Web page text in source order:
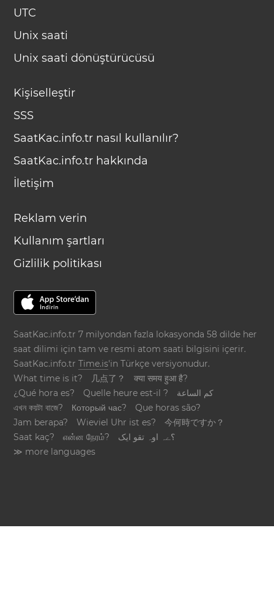
UTC
Unix saati
Unix saati dönüştürücüsü
Kişiselleştir
SSS
SaatKac.info.tr nasıl kullanılır?
SaatKac.info.tr hakkında
İletişim
Reklam verin
Kullanım şartları
Gizlilik politikası
SaatKac.info.tr 7 milyondan fazla lokasyonda 58 dilde her
saat dilimi için tam ve resmi atom saati bilgisini içerir.
SaatKac.info.trTime.is'in Türkçe versiyonudur.
What time is it?
几点了？
क्या समय हुआ है?
¿Qué hora es?
Quelle heure est-il ?
كم الساعة
এখন কয়টা বাজে?
Который час?
Que horas são?
Jam berapa?
Wieviel Uhr ist es?
今何時ですか？
Saat kaç?
என்ன நேரம்?
؟ےہ اوہ تقو ایک
≫ more languages